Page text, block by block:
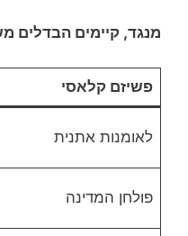
מנגד, קיימים הבדלים
פשיזם קלאסי
לאומנות אתנית
פולחן המדינה